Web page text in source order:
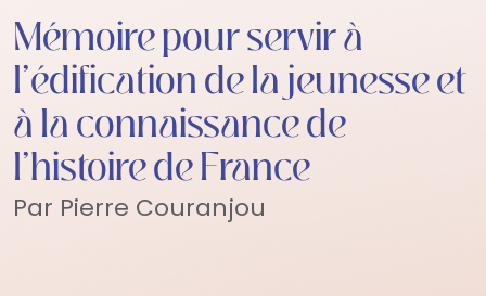
Mémoire pour servir à
l’édification de la jeunesse et
à la connaissance de
l’histoire de France
Par Pierre Couranjou